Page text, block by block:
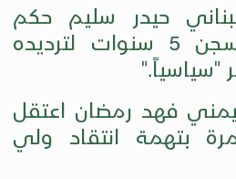
حيدر سليم حكم
عليه بالسجن 5 سنوات لترديده
"سياسياً".
فهد رمضان اعتقل
بتهمة انتقاد ولي